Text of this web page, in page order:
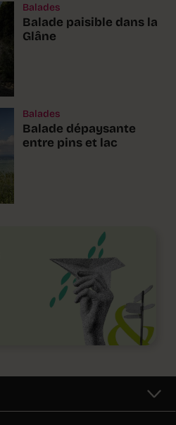
Balades
Balade paisible dans la
Glâne
Balades
Balade dépaysante
entre pins et lac